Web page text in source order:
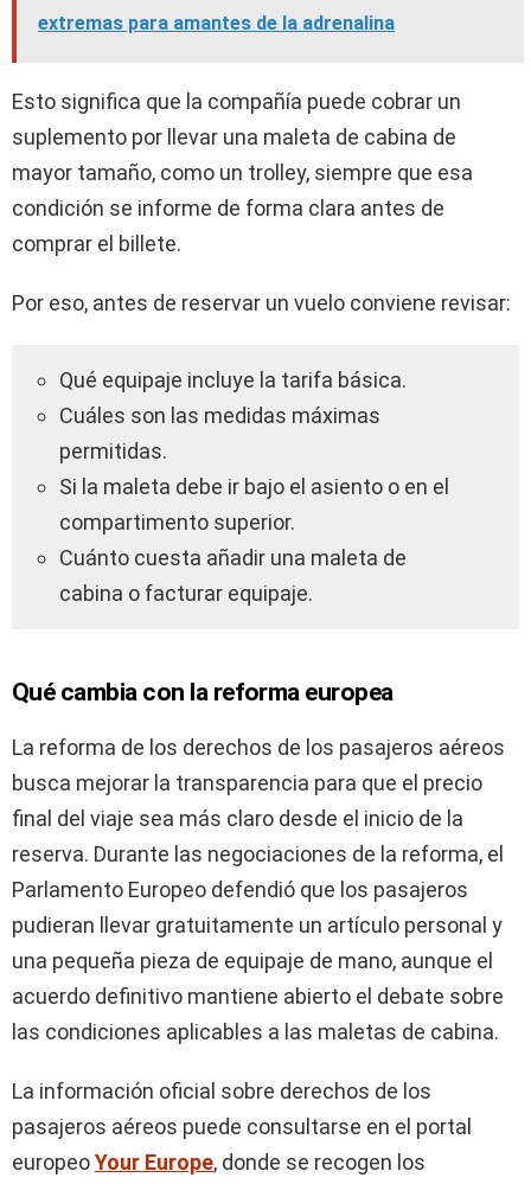
extremas para amantes de la adrenalina
Esto significa que la compañía puede cobrar un
suplemento por llevar una maleta de cabina de
mayor tamaño, como un trolley, siempre que esa
condición se informe de forma clara antes de
comprar el billete.
Por eso, antes de reservar un vuelo conviene revisar:
Qué equipaje incluye la tarifa básica.
Cuáles son las medidas máximas
permitidas.
Si la maleta debe ir bajo el asiento o en el
compartimento superior.
Cuánto cuesta añadir una maleta de
cabina o facturar equipaje.
Qué cambia con la reforma europea
La reforma de los derechos de los pasajeros aéreos
busca mejorar la transparencia para que el precio
final del viaje sea más claro desde el inicio de la
reserva. Durante las negociaciones de la reforma, el
Parlamento Europeo defendió que los pasajeros
pudieran llevar gratuitamente un artículo personal y
una pequeña pieza de equipaje de mano, aunque el
acuerdo definitivo mantiene abierto el debate sobre
las condiciones aplicables a las maletas de cabina.
La información oficial sobre derechos de los
pasajeros aéreos puede consultarse en el portal
europeoYour Europe, donde se recogen los